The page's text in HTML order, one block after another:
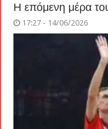
Η επόμενη μέρα
17:27 - 14/06/2026